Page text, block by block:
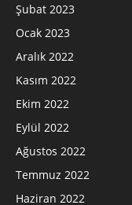
Şubat 2023
Ocak 2023
Aralık 2022
Kasım 2022
Ekim 2022
Eylül 2022
Ağustos 2022
Temmuz 2022
Haziran 2022